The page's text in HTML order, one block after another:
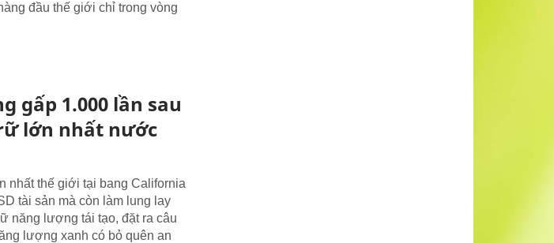
đầu thế giới chỉ trong vòng
gấp 1.000 lần sau
lớn nhất nước
nhất thế giới tại bang California
tài sản mà còn làm lung lay
năng lượng tái tạo, đặt ra câu
lượng xanh có bỏ quên an